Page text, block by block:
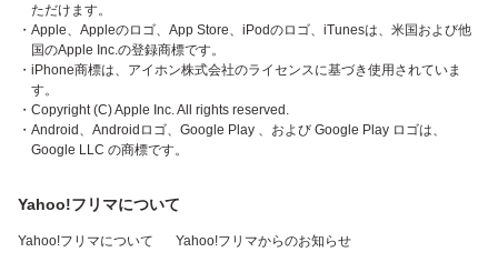
ただけます。
・Apple、Appleのロゴ、App Store、iPodのロゴ、iTunesは、米国および他
国のApple Inc.の登録商標です。
・iPhone商標は、アイホン株式会社のライセンスに基づき使用されていま
す。
・Copyright (C) Apple Inc. All rights reserved.
・Android、Androidロゴ、Google Play 、および Google Play ロゴは、
Google LLC の商標です。
Yahoo!フリマについて
Yahoo!フリマについて Yahoo!フリマからのお知らせ